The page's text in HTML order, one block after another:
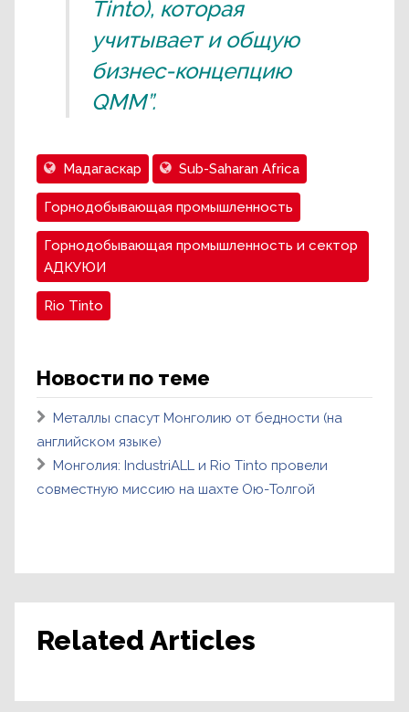
Tinto), которая
учитывает и общую
бизнес-концепцию
QMM”.
Мадагаскар Sub-Saharan Africa
Горнодобывающая промышленность
Горнодобывающая промышленность и сектор
АДКУЮИ
Rio Tinto
Новости по теме
Металлы спасут Монголию от бедности (на
английском языке)
Монголия: IndustriALL и Rio Tinto провели
совместную миссию на шахте Ою-Толгой
Related Articles